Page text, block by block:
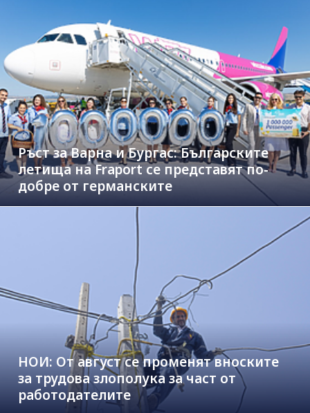
Ръст за Варна и Бургас: Българските
летища на Fraport се представят по-
добре от германските
НОИ: От август се променят вноските
за трудова злополука за част от
работодателите